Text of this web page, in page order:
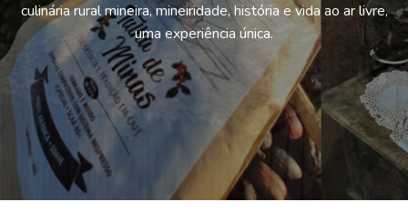
culinária rural mineira, mineiridade, história e vida ao ar livre,
uma experiência única.